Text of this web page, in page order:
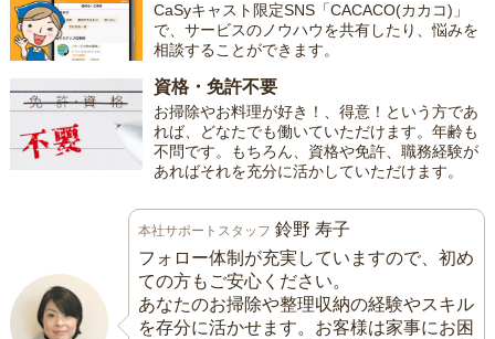
CaSyキャスト限定SNS「CACACO(カカコ)」
で、サービスのノウハウを共有したり、悩みを
相談することができます。
資格・免許不要
お掃除やお料理が好き！、得意！という方であ
れば、どなたでも働いていただけます。年齢も
不問です。もちろん、資格や免許、職務経験が
あればそれを充分に活かしていただけます。
本社サポートスタッフ 鈴野 寿子
フォロー体制が充実していますので、初め
ての方もご安心ください。
あなたのお掃除や整理収納の経験やスキル
を存分に活かせます。お客様は家事にお困